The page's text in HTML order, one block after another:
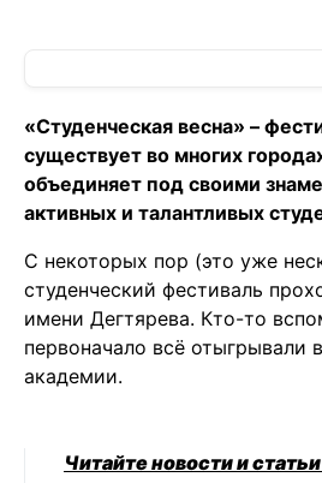
«Студенческая весна» –
существует во многих
объединяет под своими
активных и талантливых
С некоторых пор (это уже
студенческий фестиваль
имени Дегтярева. Кто-то
первоначало всё отыгрывали
академии.
Читайте новости и